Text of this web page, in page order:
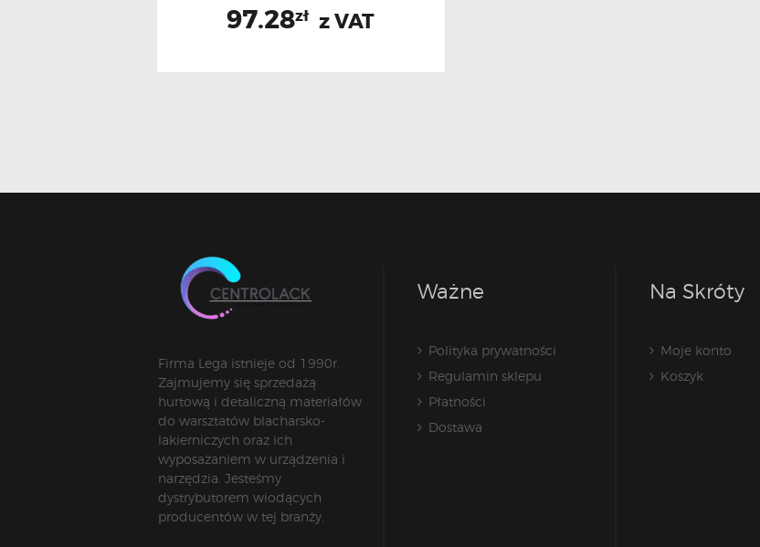
97.28zł z VAT
Firma Lega istnieje od 1990r.
Zajmujemy się sprzedażą
hurtową i detaliczną materiałów
do warsztatów blacharsko-
lakierniczych oraz ich
wyposażaniem w urządzenia i
narzędzia. Jesteśmy
dystrybutorem wiodących
producentów w tej branży.
Ważne
Polityka prywatności
Regulamin sklepu
Płatności
Dostawa
Na Skróty
Moje konto
Koszyk